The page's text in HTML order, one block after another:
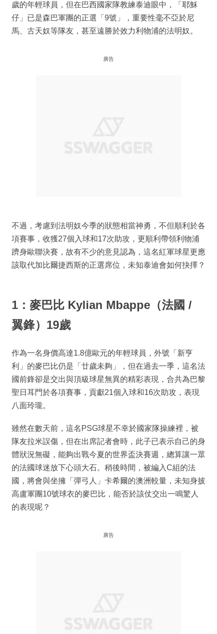
歲的年輕球員，但在巴西國家隊教練泰迪眼中，「耶穌
仔」已是森巴軍團的正選「9號」，重要性毫不亞於尼
馬、古天奴等隊友，甚至遠勝於效力利物浦的法明奴。
廣告
不過，考慮到法明奴今季的狀態相當神勇，不但順利於各
項賽事，收獲27個入球和17次助攻，更順利帶領利物浦
躋身歐聯決賽，故有不少的意見認為，這名紅軍球星更應
該取代加比爾捷西斯的正選席位，未知泰迪會如何抉擇？
1：麥巴比 Kylian Mbappe（法國 /
翼鋒）19歲
作為一名身價高達1.8億歐元的年輕球員，外號「新亨
利」的麥巴比仍是「廿歲未夠」，但在過去一季，這名法
國前鋒卻是交出與頂級球星無異的精彩表現，合共為巴黎
聖日耳門於各項賽事，貢獻21個入球和16次助攻，表現
八面玲瓏。
雖然在數天前，這名PSG球星不幸於國家隊操練裡，被
隊友拉米誤傷，但在出席記者會時，此子已表示自己的身
體狀況無礙，能夠出戰今夏的世界盃決賽週，總算讓一眾
的法國球迷放下心頭大石。稍後時間，被編入C組的法
國，將會與坐擁「彈弓人」卡希爾的澳洲較量，未知身披
高盧軍團10號球衣的麥巴比，能否於該仗交出一鳴驚人
的表現呢？
廣告